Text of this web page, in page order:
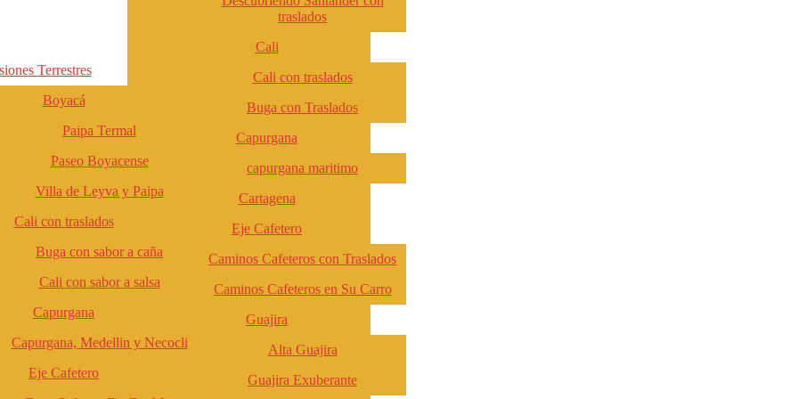
Terrestres
Boyacá
Paipa Termal
Paseo Boyacense
Villa de Leyva y Paipa
Cali con traslados
Buga con sabor a caña
Cali con sabor a salsa
Capurgana
Capurgana, Medellin y Necocli
Eje Cafetero
traslados
Cali
Cali con traslados
Buga con Traslados
Capurgana
capurgana maritimo
Cartagena
Eje Cafetero
Caminos Cafeteros con Traslados
Caminos Cafeteros en Su Carro
Guajira
Alta Guajira
Guajira Exuberante